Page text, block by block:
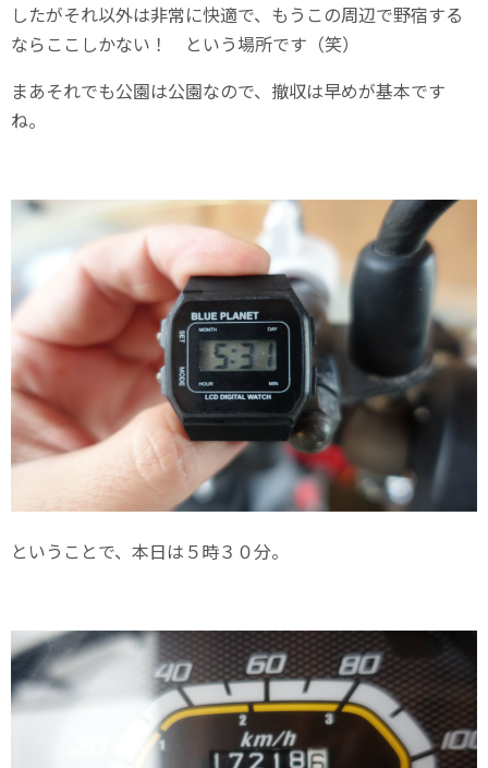
したがそれ以外は非常に快適で、もうこの周辺で野宿する
ならここしかない！ という場所です（笑）
まあそれでも公園は公園なので、撤収は早めが基本です
ね。
ということで、本日は５時３０分。